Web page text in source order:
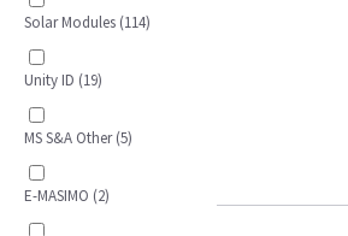
Solar Modules (114)
Unity ID (19)
MS S&A Other (5)
E-MASIMO (2)